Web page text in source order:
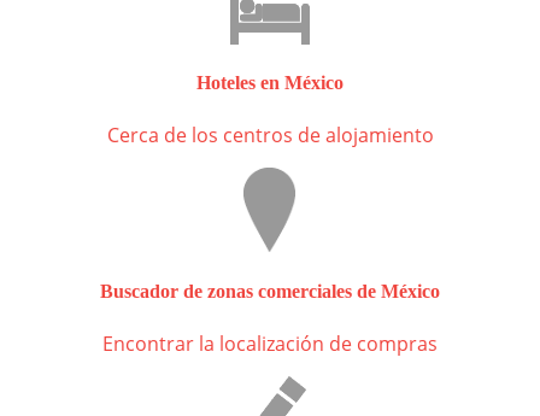
Hoteles en México
Cerca de los centros de alojamiento
Buscador de zonas comerciales de México
Encontrar la localización de compras